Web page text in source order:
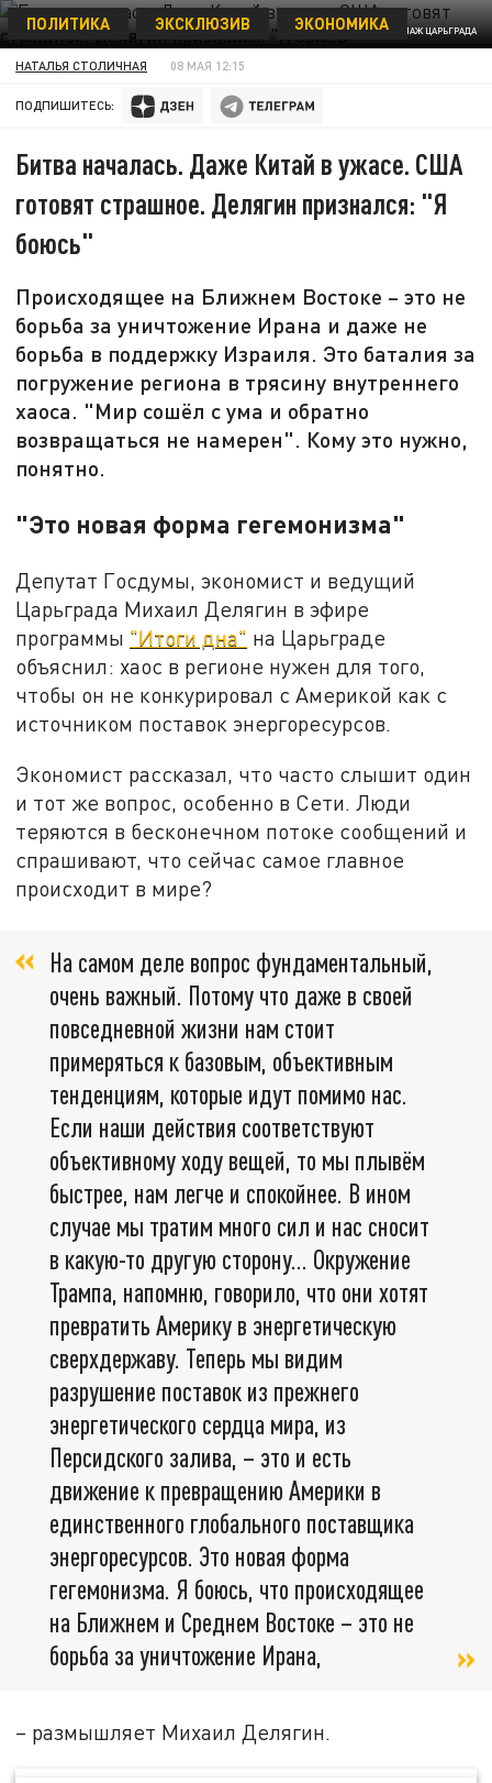
КОЛЛАЖ ЦАРЬГРАДА
ПОЛИТИКА ЭКСКЛЮЗИВ ЭКОНОМИКА
НАТАЛЬЯ СТОЛИЧНАЯ 08 МАЯ 12:15
ПОДПИШИТЕСЬ:
Битва началась. Даже Китай в ужасе. США
готовят страшное. Делягин признался: "Я
боюсь"
Происходящее на Ближнем Востоке – это не
борьба за уничтожение Ирана и даже не
борьба в поддержку Израиля. Это баталия за
погружение региона в трясину внутреннего
хаоса. "Мир сошёл с ума и обратно
возвращаться не намерен". Кому это нужно,
понятно.
"Это новая форма гегемонизма"
Депутат Госдумы, экономист и ведущий
Царьграда Михаил Делягин в эфире
программы "Итоги дна" на Царьграде
объяснил: хаос в регионе нужен для того,
чтобы он не конкурировал с Америкой как с
источником поставок энергоресурсов.
Экономист рассказал, что часто слышит один
и тот же вопрос, особенно в Сети. Люди
теряются в бесконечном потоке сообщений и
спрашивают, что сейчас самое главное
происходит в мире?
На самом деле вопрос фундаментальный,
очень важный. Потому что даже в своей
повседневной жизни нам стоит
примеряться к базовым, объективным
тенденциям, которые идут помимо нас.
Если наши действия соответствуют
объективному ходу вещей, то мы плывём
быстрее, нам легче и спокойнее. В ином
случае мы тратим много сил и нас сносит
в какую-то другую сторону... Окружение
Трампа, напомню, говорило, что они хотят
превратить Америку в энергетическую
сверхдержаву. Теперь мы видим
разрушение поставок из прежнего
энергетического сердца мира, из
Персидского залива, – это и есть
движение к превращению Америки в
единственного глобального поставщика
энергоресурсов. Это новая форма
гегемонизма. Я боюсь, что происходящее
на Ближнем и Среднем Востоке – это не
борьба за уничтожение Ирана,
– размышляет Михаил Делягин.